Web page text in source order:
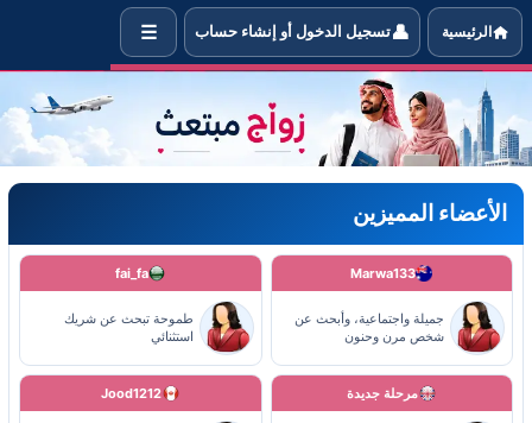
زواج مبتعث
الرئيسية 👤تسجيل الدخول أو إنشاء حساب ☰
الأعضاء المميزين
Marwa133
جميلة واجتماعية، وأبحث عن
شخص مرن وحنون
fai_fa
طموحة تبحث عن شريك
استثنائي
مرحلة جديدة Jood1212